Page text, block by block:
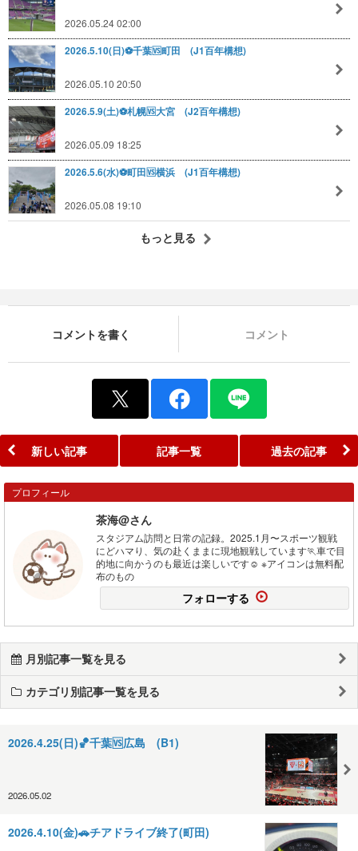
2026.05.24 02:00
2026.5.10(日)⚽️千葉🆚️町田 (J1百年構想)
2026.05.10 20:50
2026.5.9(土)⚽️札幌🆚️大宮 (J2百年構想)
2026.05.09 18:25
2026.5.6(水)⚽️町田🆚️横浜 (J1百年構想)
2026.05.08 19:10
もっと見る
コメントを書く コメント
新しい記事 記事一覧 過去の記事
プロフィール
茶海@さん
スタジアム訪問と日常の記録。2025.1月〜スポーツ観戦
にどハマり、気の赴くままに現地観戦しています🏃車で目
的地に向かうのも最近は楽しいです☺ ※アイコンは無料配
布のもの
フォローする
月別記事一覧を見る
カテゴリ別記事一覧を見る
2026.4.25(日)🏀千葉🆚️広島 (B1)
2026.05.02
2026.4.10(金)🚗チアドライブ終了(町田)